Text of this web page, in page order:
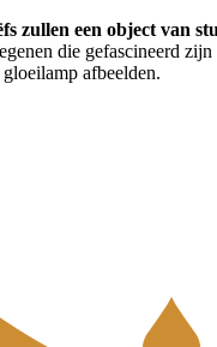
zullen een object van
die gefascineerd
afbeelden.